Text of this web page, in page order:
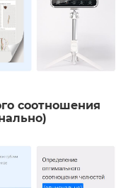
соотношения